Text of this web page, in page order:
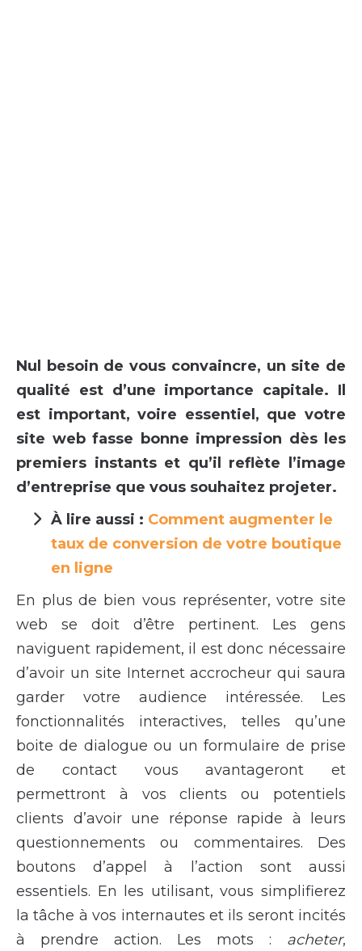
Nul besoin de vous convaincre, un site de
qualité est d’une importance capitale. Il
est important, voire essentiel, que votre
site web fasse bonne impression dès les
premiers instants et qu’il reflète l’image
d’entreprise que vous souhaitez projeter.
À lire aussi : Comment augmenter le
taux de conversion de votre boutique
en ligne
En plus de bien vous représenter, votre site
web se doit d’être pertinent. Les gens
naviguent rapidement, il est donc nécessaire
d’avoir un site Internet accrocheur qui saura
garder votre audience intéressée. Les
fonctionnalités interactives, telles qu’une
boite de dialogue ou un formulaire de prise
de contact vous avantageront et
permettront à vos clients ou potentiels
clients d’avoir une réponse rapide à leurs
questionnements ou commentaires. Des
boutons d’appel à l’action sont aussi
essentiels. En les utilisant, vous simplifierez
la tâche à vos internautes et ils seront incités
à prendre action. Les mots : acheter,